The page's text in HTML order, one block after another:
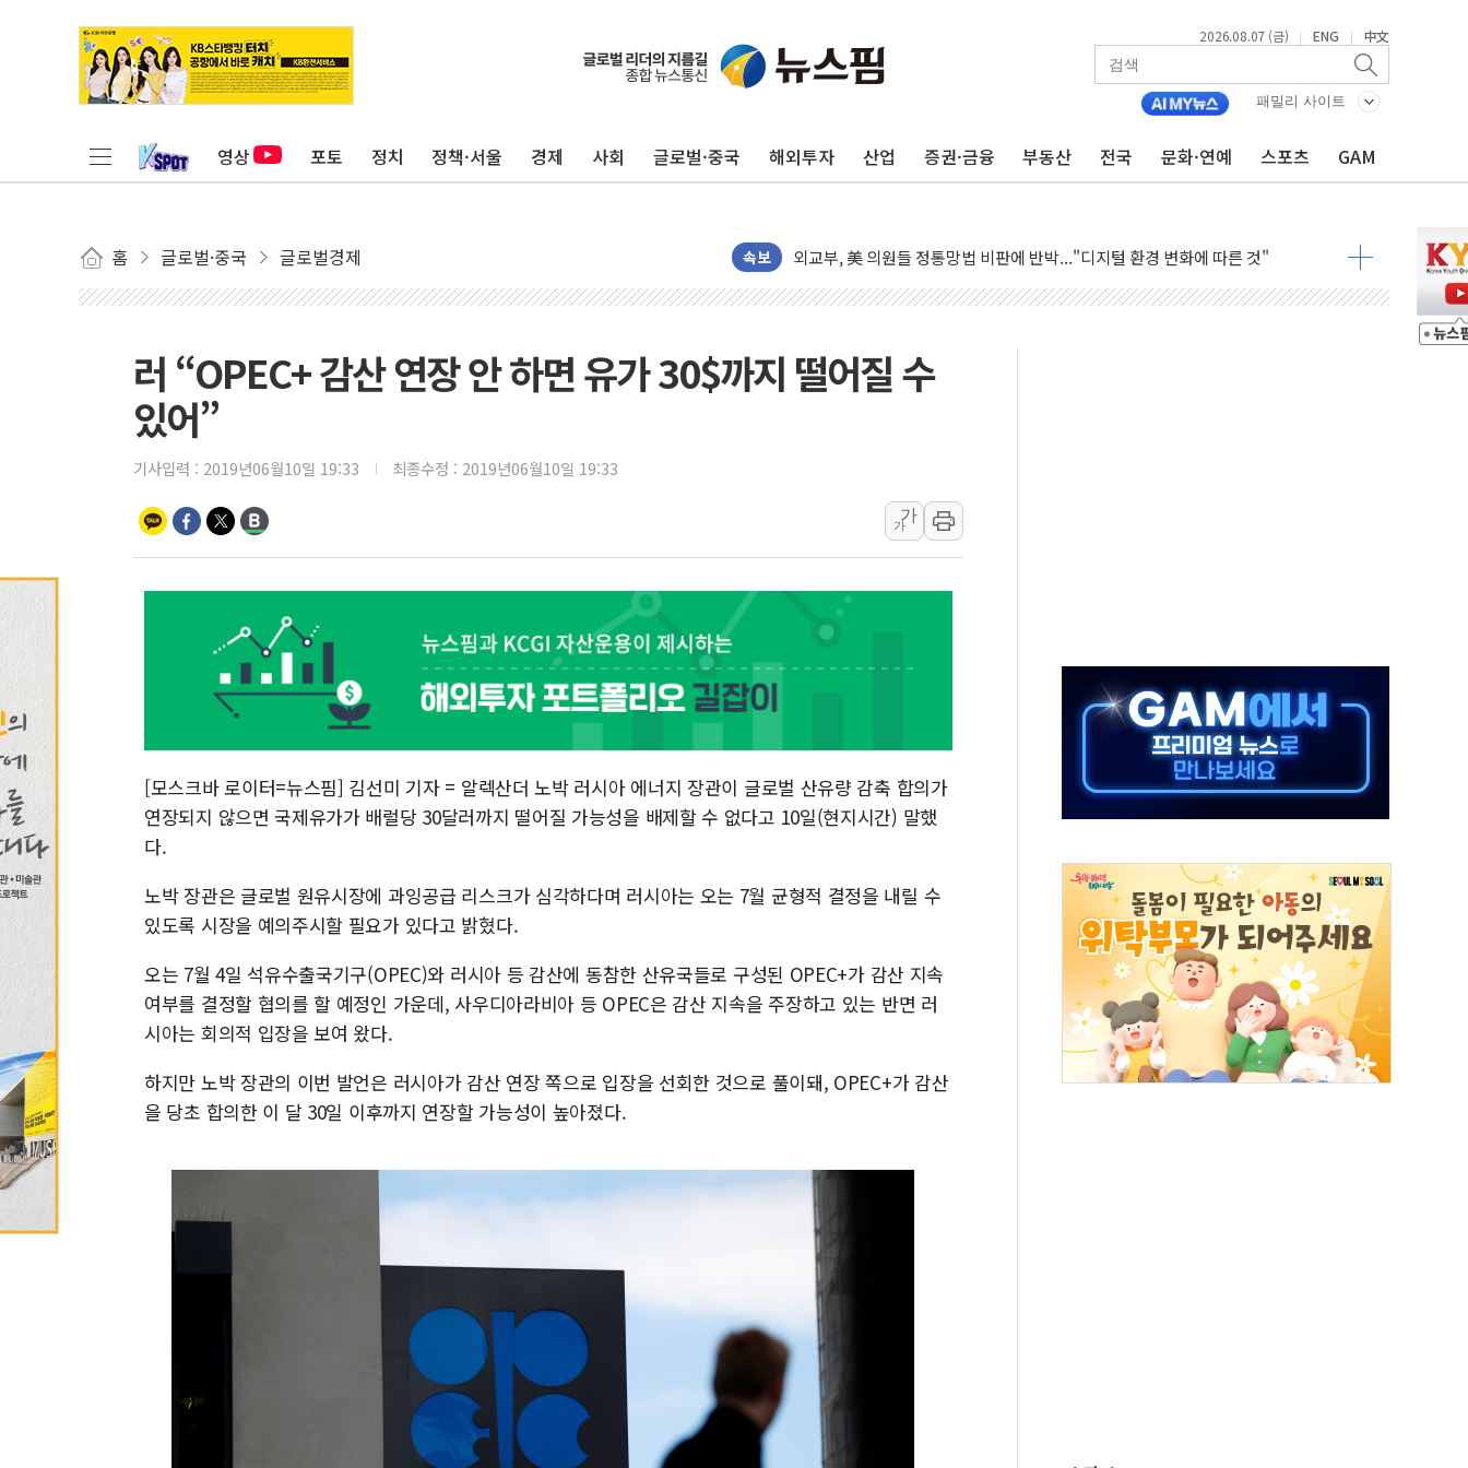
2026.08.07 (금) | ENG | 中文
패밀리 사이트
영상 포토 정치 정책·서울 경제 사회 글로벌·중국 해외투자 산업 증권·금융 부동산 전국 문화·연예 스포츠 GAM
홈 글로벌·중국 글로벌경제 속보
목동8단지 현설에 대우·DL·GS·현산 참여…'공사비 인상 차단' 조건
호남반도체 산단 하루 65만톤 용수 필요…절반은 하수처리수로 공급한다
[인사] 외교부
롯데케미칼, 2분기 영업익 1101억 '흑자전환'
'세기의 거래', 인도 50조원 규모 라팔 도입 속도...프랑스 인도에 판매 제안서 제출
하나은행, 7일부터 비대면 주담대 신규 취급 중단
GS25 '소비뇽레몬블랑하이볼', 레드닷 디자인 어워드 수상
李대통령, 국가폭력 피해자 청와대로 초청해 사과…"국가가 책임 다하겠다"
두나무, 경찰청 '압수 디지털자산 커스터디' 사업 맡는다
교보증권, 10일까지 코스피200 지수 기초자산 원금지급형 ELB 공모
NXT, 12일부터 프리마켓 상·하한가 주문 제한…'SK하이닉스 사태' 재발 방지
미일 환율공조 뒷말 무성..."맘대로 팔지도 못하는데 무슨 기축통화"
러 “OPEC+ 감산 연장 안 하면 유가 30$까지 떨어질 수
있어”
기사입력 : 2019년06월10일 19:33 최종수정 : 2019년06월10일 19:33
가
가
[모스크바 로이터=뉴스핌] 김선미 기자 = 알렉산더 노박 러시아 에너지 장관이 글로벌 산유량 감축 합의가
연장되지 않으면 국제유가가 배럴당 30달러까지 떨어질 가능성을 배제할 수 없다고 10일(현지시간) 말했
다.
노박 장관은 글로벌 원유시장에 과잉공급 리스크가 심각하다며 러시아는 오는 7월 균형적 결정을 내릴 수
있도록 시장을 예의주시할 필요가 있다고 밝혔다.
오는 7월 4일 석유수출국기구(OPEC)와 러시아 등 감산에 동참한 산유국들로 구성된 OPEC+가 감산 지속
여부를 결정할 협의를 할 예정인 가운데, 사우디아라비아 등 OPEC은 감산 지속을 주장하고 있는 반면 러
시아는 회의적 입장을 보여 왔다.
하지만 노박 장관의 이번 발언은 러시아가 감산 연장 쪽으로 입장을 선회한 것으로 풀이돼, OPEC+가 감산
을 당초 합의한 이 달 30일 이후까지 연장할 가능성이 높아졌다.